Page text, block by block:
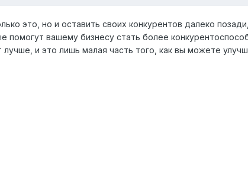
это, но и оставить своих конкурентов далеко
вашему бизнесу стать более
лучше, и это лишь малая часть того, как вы можете